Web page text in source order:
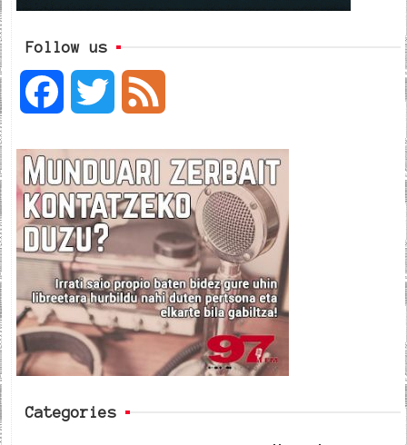
Follow us
c
e
b
o
o
i
t
t
e
e
d
Categories